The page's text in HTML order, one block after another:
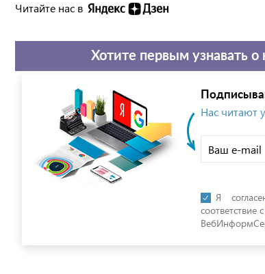
Читайте нас в
Хотите первым узнавать о
Нас читают
Я
соответствие с